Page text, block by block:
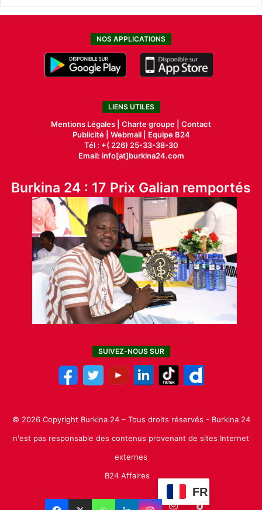
NOS APPLICATIONS
LIENS UTILES
Mentions Légales | Charte groupe | Contact
Publicité| Webmail |
Equipe B24
Tél : +( 226) 25-33-38-30
Email: info[at]burkina24.com
Burkina 24 : 17 Prix Galian remportés
SUIVEZ-NOUS SUR
© 2026 Copyright Burkina 24 – Tous droits réservés - Burkina 24
n'est pas responsable des contenus provenant de sites Internet
externes
B24 Affaires
FR
Facebook LinkedinYouTubeInstagram
TikTok